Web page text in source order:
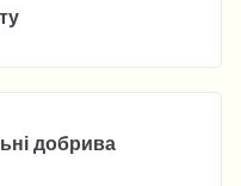
добрива